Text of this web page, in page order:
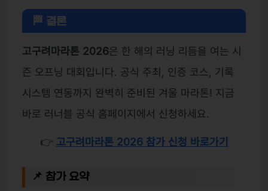
🏁 결론
고구려마라톤 2026은 한 해의 러닝 리듬을 여는 시
즌 오프닝 대회입니다. 공식 주최, 인증 코스, 기록
시스템 연동까지 완벽히 준비된 겨울 마라톤! 지금
바로 러너블 공식 홈페이지에서 신청하세요.
👉 고구려마라톤 2026 참가 신청 바로가기
📌 참가 요약